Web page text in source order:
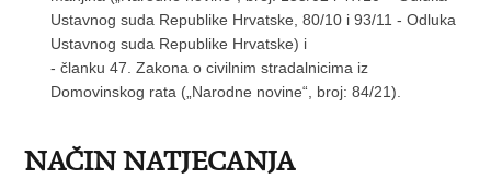
Ustavnog suda Republike Hrvatske, 80/10 i 93/11 - Odluka
Ustavnog suda Republike Hrvatske) i
- članku 47. Zakona o civilnim stradalnicima iz
Domovinskog rata („Narodne novine“, broj: 84/21).
NAČIN NATJECANJA